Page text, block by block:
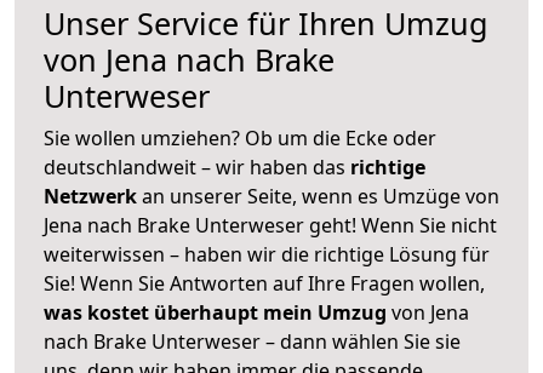
Unser Service für Ihren Umzug
von Jena nach Brake
Unterweser
Sie wollen umziehen? Ob um die Ecke oder
deutschlandweit – wir haben das richtige
Netzwerkan unserer Seite, wenn es Umzüge von
Jena nach Brake Unterweser geht! Wenn Sie nicht
weiterwissen – haben wir die richtige Lösung für
Sie! Wenn Sie Antworten auf Ihre Fragen wollen,
was kostet überhaupt mein Umzug von Jena
nach Brake Unterweser – dann wählen Sie sie